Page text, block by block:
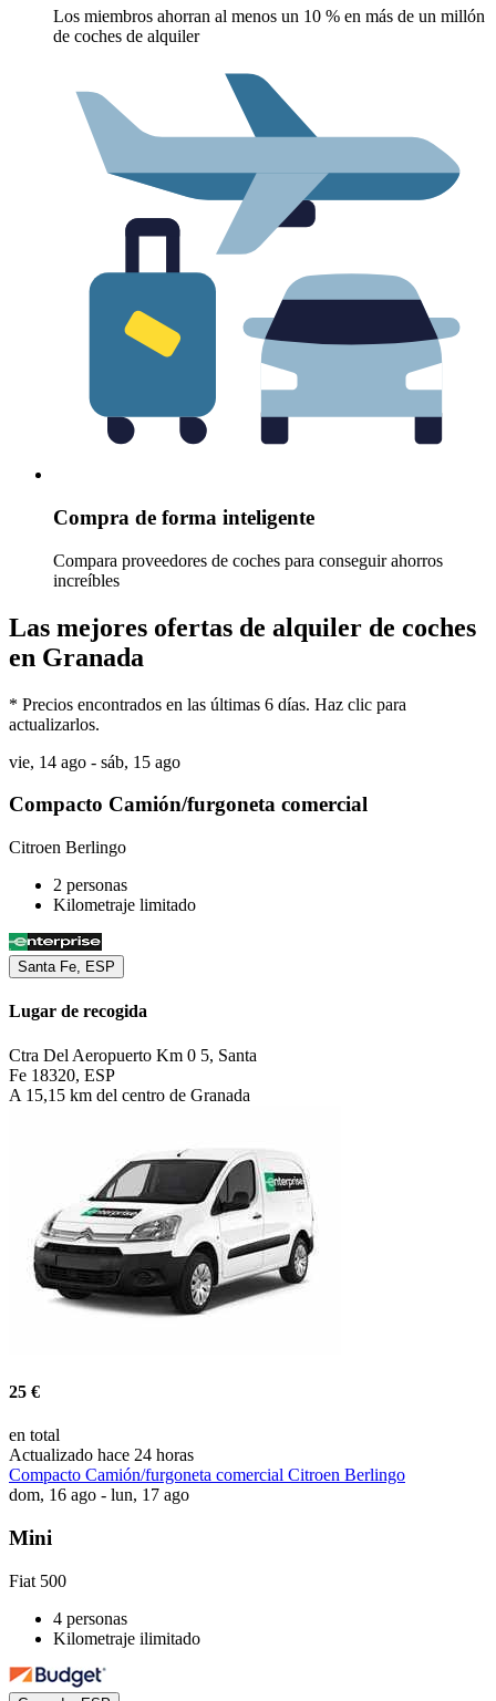
Los miembros ahorran al menos un 10 % en más de un millón
de coches de alquiler
Compra de forma inteligente
Compara proveedores de coches para conseguir ahorros
increíbles
Las mejores ofertas de alquiler de coches
en Granada
* Precios encontrados en las últimas 6 días. Haz clic para
actualizarlos.
vie, 14 ago - sáb, 15 ago
Compacto Camión/furgoneta comercial
Citroen Berlingo
2 personas
Kilometraje limitado
Santa Fe, ESP
Lugar de recogida
Ctra Del Aeropuerto Km 0 5, Santa
Fe 18320, ESP
A 15,15 km del centro de Granada
25 €
en total
Actualizado hace 24 horas
Compacto Camión/furgoneta comercial Citroen Berlingo
dom, 16 ago - lun, 17 ago
Mini
Fiat 500
4 personas
Kilometraje ilimitado